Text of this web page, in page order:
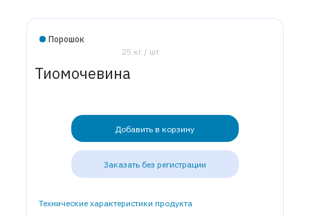
Порошок
25 кг / шт
Тиомочевина
Добавить в корзину
Заказать без регистрации
Технические характеристики продукта